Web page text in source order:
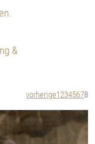
&
vorherige1 2345678